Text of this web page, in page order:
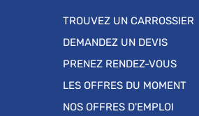
TROUVEZ UN CARROSSIER
DEMANDEZ UN DEVIS
PRENEZ RENDEZ-VOUS
LES OFFRES DU MOMENT
NOS OFFRES D'EMPLOI